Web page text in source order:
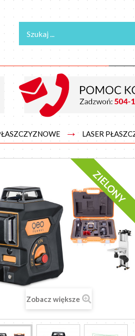
→ LASER
ZIELONY
Zobacz większe